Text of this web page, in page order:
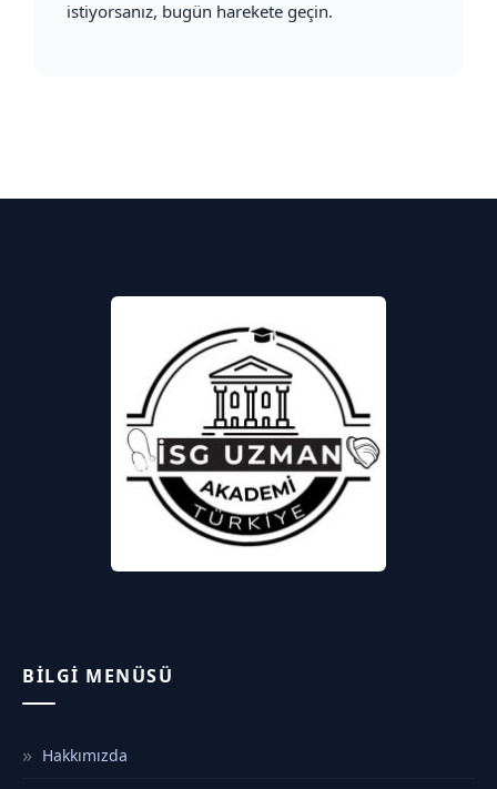
istiyorsanız, bugün harekete geçin.
BILGI MENÜSÜ
Hakkımızda